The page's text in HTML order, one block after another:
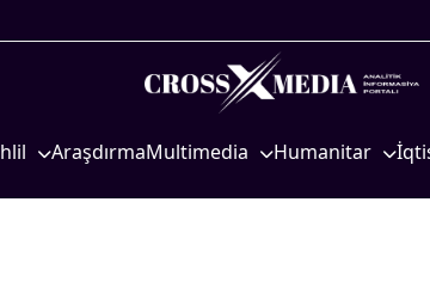
AraşdırmaMultimedia Humanitar